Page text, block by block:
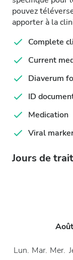
pouvez
apporter à la
Complete
Current
Diaverum
ID
Medication
Viral
Jours de
Août
Lun. Mar. Mer.